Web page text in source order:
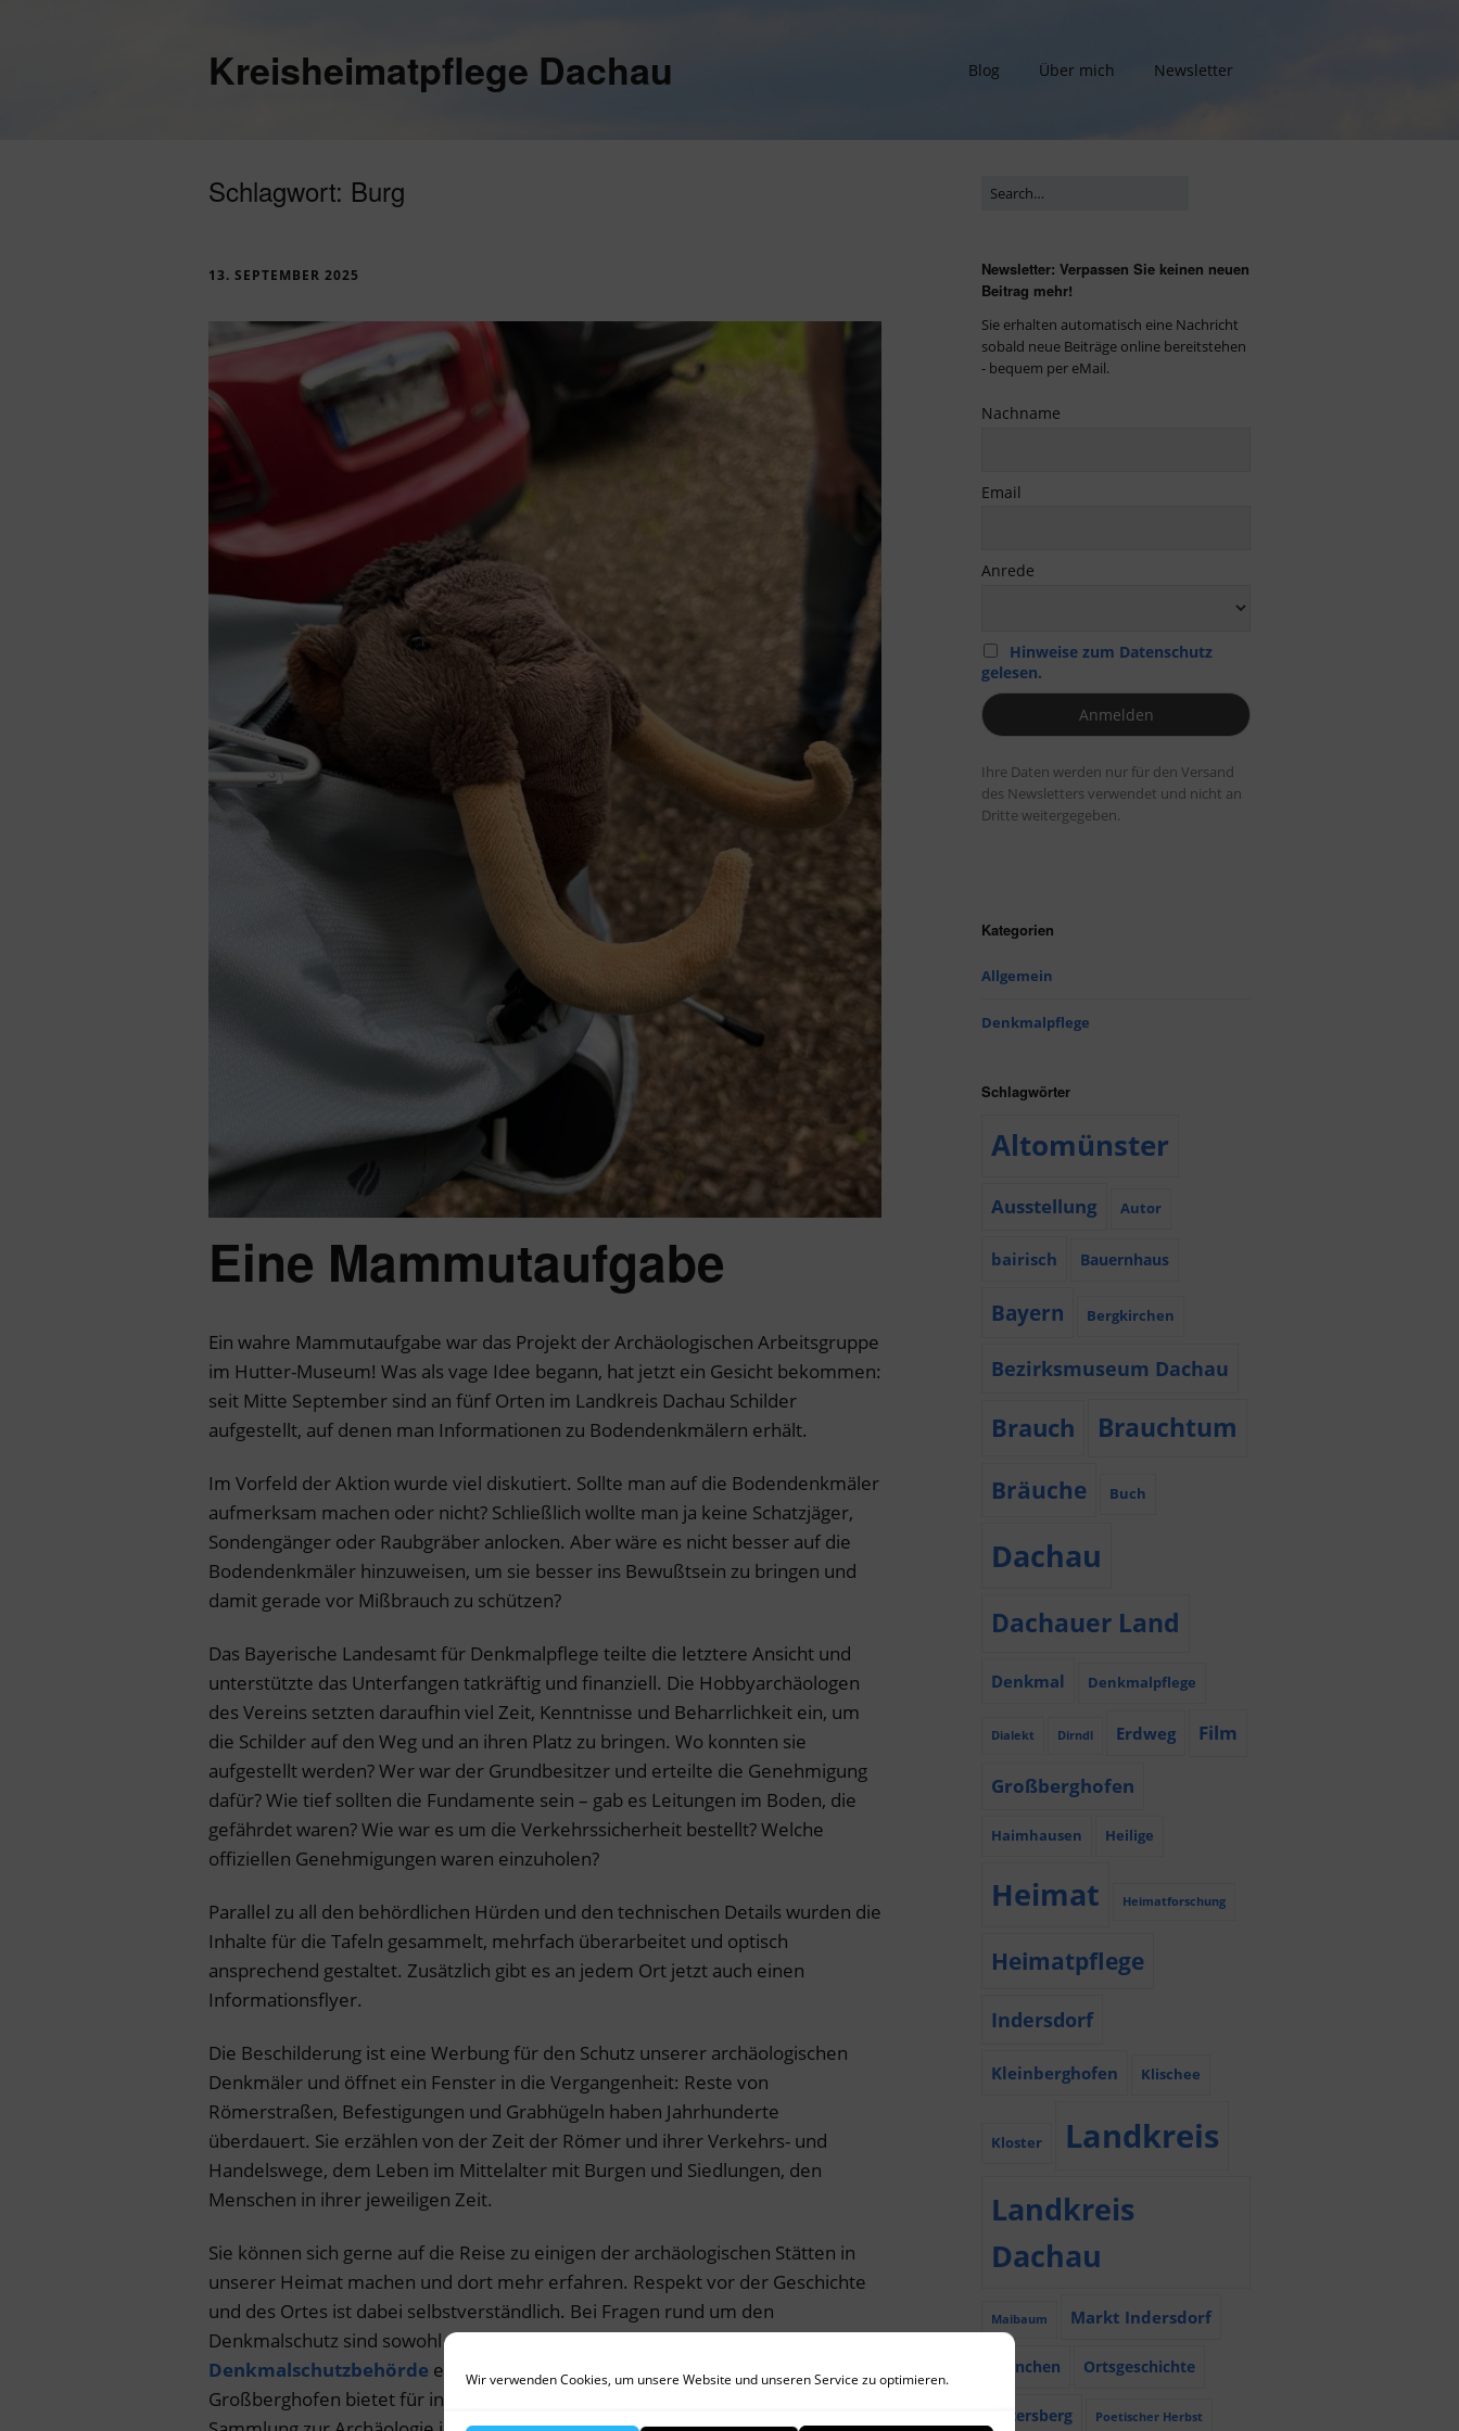
Wir verwenden Cookies, um unsere Website und unseren Service zu optimieren.
Kreisheimatpflege Dachau Blog Über mich Newsletter
Schlagwort: Burg
13. SEPTEMBER 2025
Eine Mammutaufgabe
Ein wahre Mammutaufgabe war das Projekt der Archäologischen Arbeitsgruppe
im Hutter-Museum! Was als vage Idee begann, hat jetzt ein Gesicht bekommen:
seit Mitte September sind an fünf Orten im Landkreis Dachau Schilder
aufgestellt, auf denen man Informationen zu Bodendenkmälern erhält.
Im Vorfeld der Aktion wurde viel diskutiert. Sollte man auf die Bodendenkmäler
aufmerksam machen oder nicht? Schließlich wollte man ja keine Schatzjäger,
Sondengänger oder Raubgräber anlocken. Aber wäre es nicht besser auf die
Bodendenkmäler hinzuweisen, um sie besser ins Bewußtsein zu bringen und
damit gerade vor Mißbrauch zu schützen?
Das Bayerische Landesamt für Denkmalpflege teilte die letztere Ansicht und
unterstützte das Unterfangen tatkräftig und finanziell. Die Hobbyarchäologen
des Vereins setzten daraufhin viel Zeit, Kenntnisse und Beharrlichkeit ein, um
die Schilder auf den Weg und an ihren Platz zu bringen. Wo konnten sie
aufgestellt werden? Wer war der Grundbesitzer und erteilte die Genehmigung
dafür? Wie tief sollten die Fundamente sein – gab es Leitungen im Boden, die
gefährdet waren? Wie war es um die Verkehrssicherheit bestellt? Welche
offiziellen Genehmigungen waren einzuholen?
Parallel zu all den behördlichen Hürden und den technischen Details wurden die
Inhalte für die Tafeln gesammelt, mehrfach überarbeitet und optisch
ansprechend gestaltet. Zusätzlich gibt es an jedem Ort jetzt auch einen
Informationsflyer.
Die Beschilderung ist eine Werbung für den Schutz unserer archäologischen
Denkmäler und öffnet ein Fenster in die Vergangenheit: Reste von
Römerstraßen, Befestigungen und Grabhügeln haben Jahrhunderte
überdauert. Sie erzählen von der Zeit der Römer und ihrer Verkehrs- und
Handelswege, dem Leben im Mittelalter mit Burgen und Siedlungen, den
Menschen in ihrer jeweiligen Zeit.
Sie können sich gerne auf die Reise zu einigen der archäologischen Stätten in
unserer Heimat machen und dort mehr erfahren. Respekt vor der Geschichte
und des Ortes ist dabei selbstverständlich. Bei Fragen rund um den
Denkmalschutz sind sowohl die Kreisheimatpflege als auch dieUntere
Denkmalschutzbehörde ein guter Ansprechpartner. Das Hutter-Museum
Großberghofen bietet für interessierte Besucher eine kleine, aber feine
Newsletter: Verpassen Sie keinen neuen
Beitrag mehr!
Sie erhalten automatisch eine Nachricht
sobald neue Beiträge online bereitstehen
- bequem per eMail.
Nachname
Email
Anrede
Hinweise zum Datenschutz
gelesen.
Ihre Daten werden nur für den Versand
des Newsletters verwendet und nicht an
Dritte weitergegeben.
Kategorien
Allgemein
Denkmalpflege
Schlagwörter
Altomünster
Ausstellung Autor
bairisch Bauernhaus
Bayern Bergkirchen
Bezirksmuseum Dachau
Brauch Brauchtum
Bräuche Buch
Dachau
Dachauer Land
Denkmal Denkmalpflege
Dialekt Dirndl Erdweg Film
Großberghofen
Haimhausen Heilige
Heimat Heimatforschung
Heimatpflege
Indersdorf
Kleinberghofen Klischee
Kloster Landkreis
Landkreis
Dachau
Maibaum Markt Indersdorf
München Ortsgeschichte
Petersberg Poetischer Herbst